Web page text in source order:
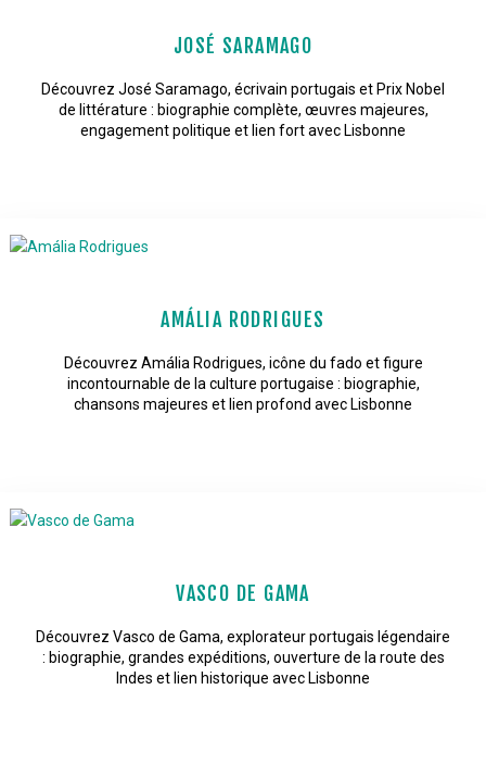
JOSÉ SARAMAGO
Découvrez José Saramago, écrivain portugais et Prix Nobel
de littérature : biographie complète, œuvres majeures,
engagement politique et lien fort avec Lisbonne
AMÁLIA RODRIGUES
Découvrez Amália Rodrigues, icône du fado et figure
incontournable de la culture portugaise : biographie,
chansons majeures et lien profond avec Lisbonne
VASCO DE GAMA
Découvrez Vasco de Gama, explorateur portugais légendaire
: biographie, grandes expéditions, ouverture de la route des
Indes et lien historique avec Lisbonne